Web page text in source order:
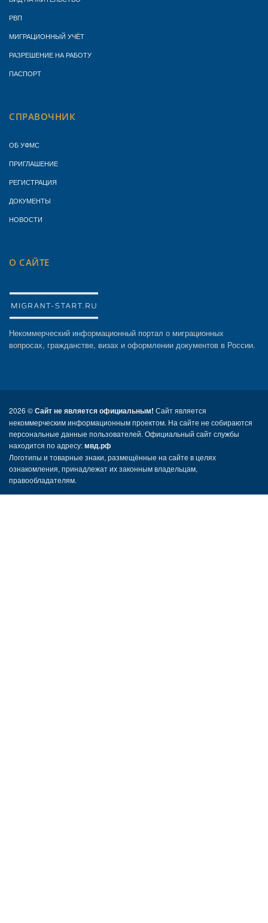
РВП
МИГРАЦИОННЫЙ УЧЁТ
РАЗРЕШЕНИЕ НА РАБОТУ
ПАСПОРТ
СПРАВОЧНИК
ОБ УФМС
ПРИГЛАШЕНИЕ
РЕГИСТРАЦИЯ
ДОКУМЕНТЫ
НОВОСТИ
О САЙТЕ
Некоммерческий информационный портал о миграционных
вопросах, гражданстве, визах и оформлении документов в России.
2026 ©Сайт не является официальным! Сайт является
некоммерческим информационным проектом. На сайте не собираются
персональные данные пользователей. Официальный сайт службы
находится по адресу:мвд.рф
Логотипы и товарные знаки, размещённые на сайте в целях
ознакомления, принадлежат их законным владельцам,
правообладателям.